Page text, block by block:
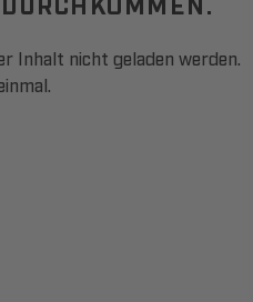
Inhalt nicht geladen werden.